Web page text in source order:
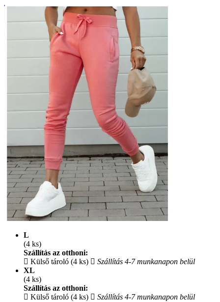
L
(4 ks)
Szállítás az otthoni:
Külső tároló (4 ks)
Szállítás 4-7 munkanapon belül
XL
(4 ks)
Szállítás az otthoni:
Külső tároló (4 ks)
Szállítás 4-7 munkanapon belül